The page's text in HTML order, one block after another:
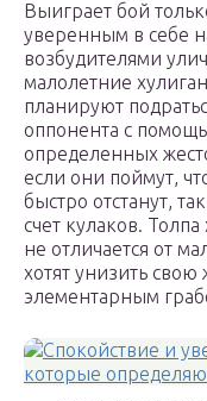
Выиграет бой
уверенным в себе
возбудителями
малолетние
планируют
оппонента с
определенных
если они поймут,
быстро отстанут,
счет кулаков.
не отличается от
хотят унизить
элементарным